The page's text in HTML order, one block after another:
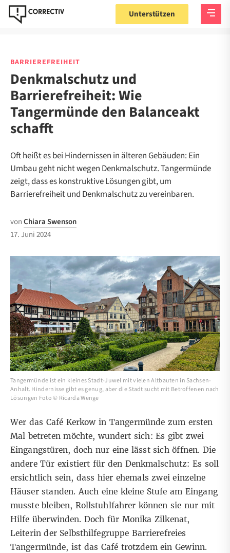
Unterstützen
BARRIEREFREIHEIT
Denkmalschutz und
Barrierefreiheit: Wie
Tangermünde den Balanceakt
schafft
Oft heißt es bei Hindernissen in älteren Gebäuden: Ein
Umbau geht nicht wegen Denkmalschutz. Tangermünde
zeigt, dass es konstruktive Lösungen gibt, um
Barrierefreiheit und Denkmalschutz zu vereinbaren.
vonChiara Swenson
17. Juni 2024
Tangermünde ist ein kleines Stadt-Juwel mit vielen Altbauten in Sachsen-
Anhalt. Hindernisse gibt es genug, aber die Stadt sucht mit Betroffenen nach
Lösungen Foto © Ricarda Wenge
Wer das Café Kerkow in Tangermünde zum ersten
Mal betreten möchte, wundert sich: Es gibt zwei
Eingangstüren, doch nur eine lässt sich öffnen. Die
andere Tür existiert für den Denkmalschutz: Es soll
ersichtlich sein, dass hier ehemals zwei einzelne
Häuser standen. Auch eine kleine Stufe am Eingang
musste bleiben, Rollstuhlfahrer können sie nur mit
Hilfe überwinden. Doch für Monika Zilkenat,
Leiterin der Selbsthilfegruppe Barrierefreies
Tangermünde, ist das Café trotzdem ein Gewinn.